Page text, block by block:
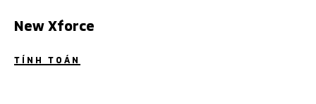
New Xforce
TÍNH TOÁN